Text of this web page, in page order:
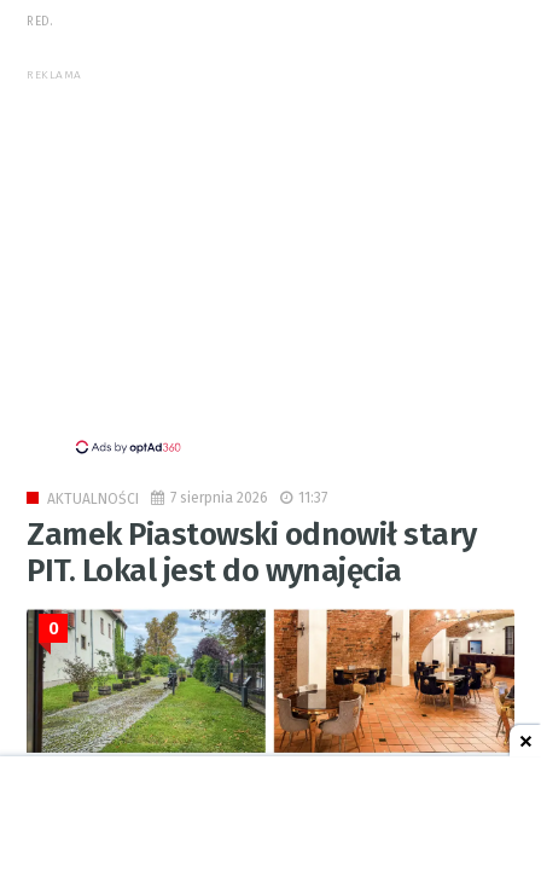
RED.
REKLAMA
AKTUALNOŚCI 7 sierpnia 2026 11:37
Zamek Piastowski odnowił stary
PIT. Lokal jest do wynajęcia
0